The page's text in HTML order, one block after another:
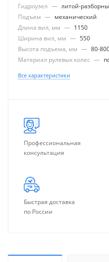
Гидроузел — литой-
Подъем — механический
Длина вил, мм — 1150
Ширина вил, мм — 550
Высота подъема, мм — 80-
Материал рулевых колес —
Все характеристики
Профессиональная
консультация
Быстрая доставка
по России